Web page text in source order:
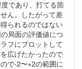
であり、打てる箇
ん。したがって差
られるのではない
局面の評価値につ
フにプロットして
広げたかったので
で-2〜+2の範囲に